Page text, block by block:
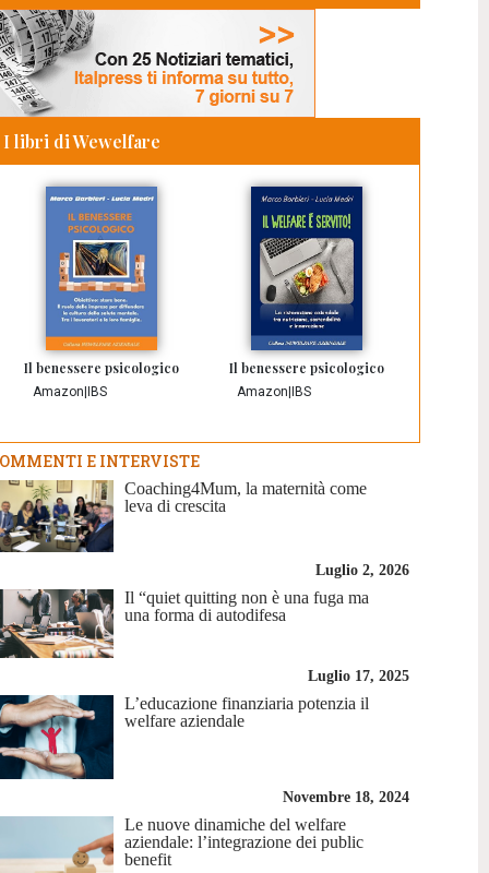
I libri di Wewelfare
Il benessere psicologico
Amazon IBS
Il benessere psicologico
Amazon IBS
E INTERVISTE
Coaching4Mum, la maternità come
leva di crescita
Luglio 2, 2026
Il “quiet quitting non è una fuga ma
una forma di autodifesa
Luglio 17, 2025
L’educazione finanziaria potenzia il
welfare aziendale
Novembre 18, 2024
Le nuove dinamiche del welfare
aziendale: l’integrazione dei public
benefit